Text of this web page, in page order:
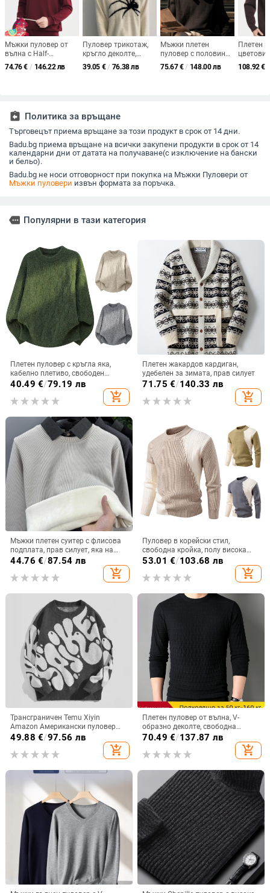
Мъжки пуловер от
вълна с Half-
Turtleneck, дълги
ръкави, фин вълнен
74.76€ / 146.22 лв
Пуловер трикотаж,
кръгло деколте,
свободен силует,
дълги ръкави;
39.05 € / 76.38 лв
Мъжки плетен
пуловер с половин
висока яка, рибена
шарка, дълги ръкави,
75.67€ / 148.00 лв
Плетен
цветови
кръгло
108.92€
assignment_return Политика за връщане
Търговецът приема връщане за този продукт в срок от 14 дни.
Badu.bg приема връщане на всички закупени продукти в срок от 14
календарни дни от датата на получаване(с изключение на бански
и бельо).
Badu.bg не носи отговорност при покупка на Мъжки Пуловери от
Мъжки пуловери извън формата за поръчка.
more Популярни в тази категория
Плетен пуловер с кръгла яка,
кабелно плетиво, свободен
силует, дълъг ръкав, 100%
40.49 €/79.19 лв
add_shopping_cart
Плетен жакардов кардиган,
удебелен за зимата, прав силует
71.75 €/140.33 лв
add_shopping_cart
Мъжки плетен суитер с флисова
подплата, прав силует, яка на
риза, дълги ръкави, зимна
колекция 2025, полиестер 95%
44.76 €/87.54 лв
add_shopping_cart
Пуловер в корейски стил,
свободна кройка, полу висока
яка, дебел плат, цветово
53.01 €/103.68 лв
add_shopping_cart
Трансграничен Temu Xiyin
Amazon Американски пуловер
Harajuku Плетен пуловер Пролет
& Есен Ретро стил Ретро жакард
49.88 €/97.56 лв
add_shopping_cart
Плетен пуловер от вълна, V-
образно деколте, свободна
кройка, флорална бродерия, есен
70.49 €/137.87 лв
add_shopping_cart